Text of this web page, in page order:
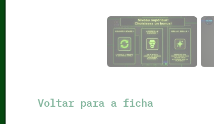
Voltar para a ficha